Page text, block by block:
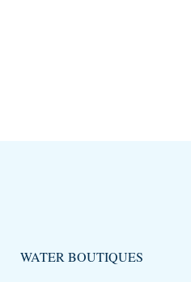
WATER BOUTIQUES